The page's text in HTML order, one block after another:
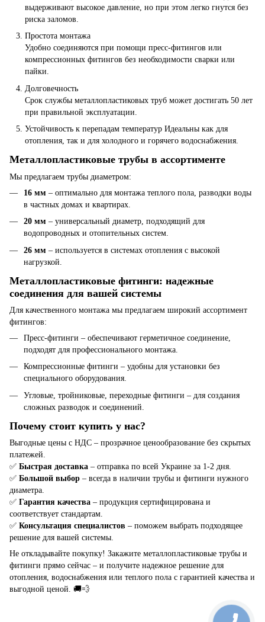
выдерживают высокое давление, но при этом легко гнутся без
риска заломов.
Простота монтажа
Удобно соединяются при помощи пресс-фитингов или
компрессионных фитингов без необходимости сварки или
пайки.
Долговечность
Срок службы металлопластиковых труб может достигать 50 лет
при правильной эксплуатации.
Устойчивость к перепадам температур Идеальны как для
отопления, так и для холодного и горячего водоснабжения.
Металлопластиковые трубы в ассортименте
Мы предлагаем трубы диаметром:
16 мм – оптимально для монтажа теплого пола, разводки воды
в частных домах и квартирах.
20 мм – универсальный диаметр, подходящий для
водопроводных и отопительных систем.
26 мм – используется в системах отопления с высокой
нагрузкой.
Металлопластиковые фитинги: надежные
соединения для вашей системы
Для качественного монтажа мы предлагаем широкий ассортимент
фитингов:
Пресс-фитинги – обеспечивают герметичное соединение,
подходят для профессионального монтажа.
Компрессионные фитинги – удобны для установки без
специального оборудования.
Угловые, тройниковые, переходные фитинги – для создания
сложных разводок и соединений.
Почему стоит купить у нас?
Выгодные цены с НДС – прозрачное ценообразование без скрытых
платежей.
✅ Быстрая доставка – отправка по всей Украине за 1-2 дня.
✅ Большой выбор – всегда в наличии трубы и фитинги нужного
диаметра.
✅ Гарантия качества – продукция сертифицирована и
соответствует стандартам.
✅ Консультация специалистов – поможем выбрать подходящее
решение для вашей системы.
Не откладывайте покупку! Закажите металлопластиковые трубы и
фитинги прямо сейчас – и получите надежное решение для
отопления, водоснабжения или теплого пола с гарантией качества и
выгодной ценой. 🚚💨